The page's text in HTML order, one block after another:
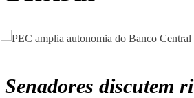
Senadores discutem